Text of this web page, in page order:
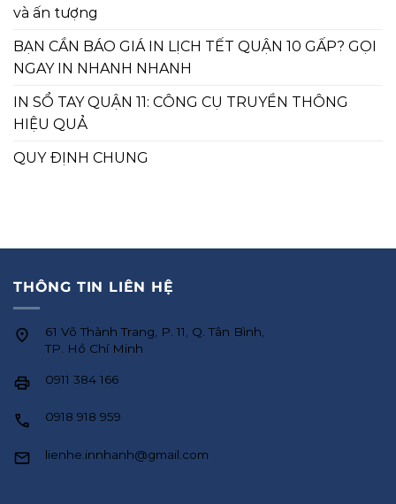
và ấn tượng
BẠN CẦN BÁO GIÁ IN LỊCH TẾT QUẬN 10 GẤP? GỌI
NGAY IN NHANH NHANH
IN SỔ TAY QUẬN 11: CÔNG CỤ TRUYỀN THÔNG
HIỆU QUẢ
QUY ĐỊNH CHUNG
THÔNG TIN LIÊN HỆ
61 Võ Thành Trang, P. 11, Q. Tân Bình,
TP. Hồ Chí Minh
0911 384 166
0918 918 959
lienhe.innhanh@gmail.com